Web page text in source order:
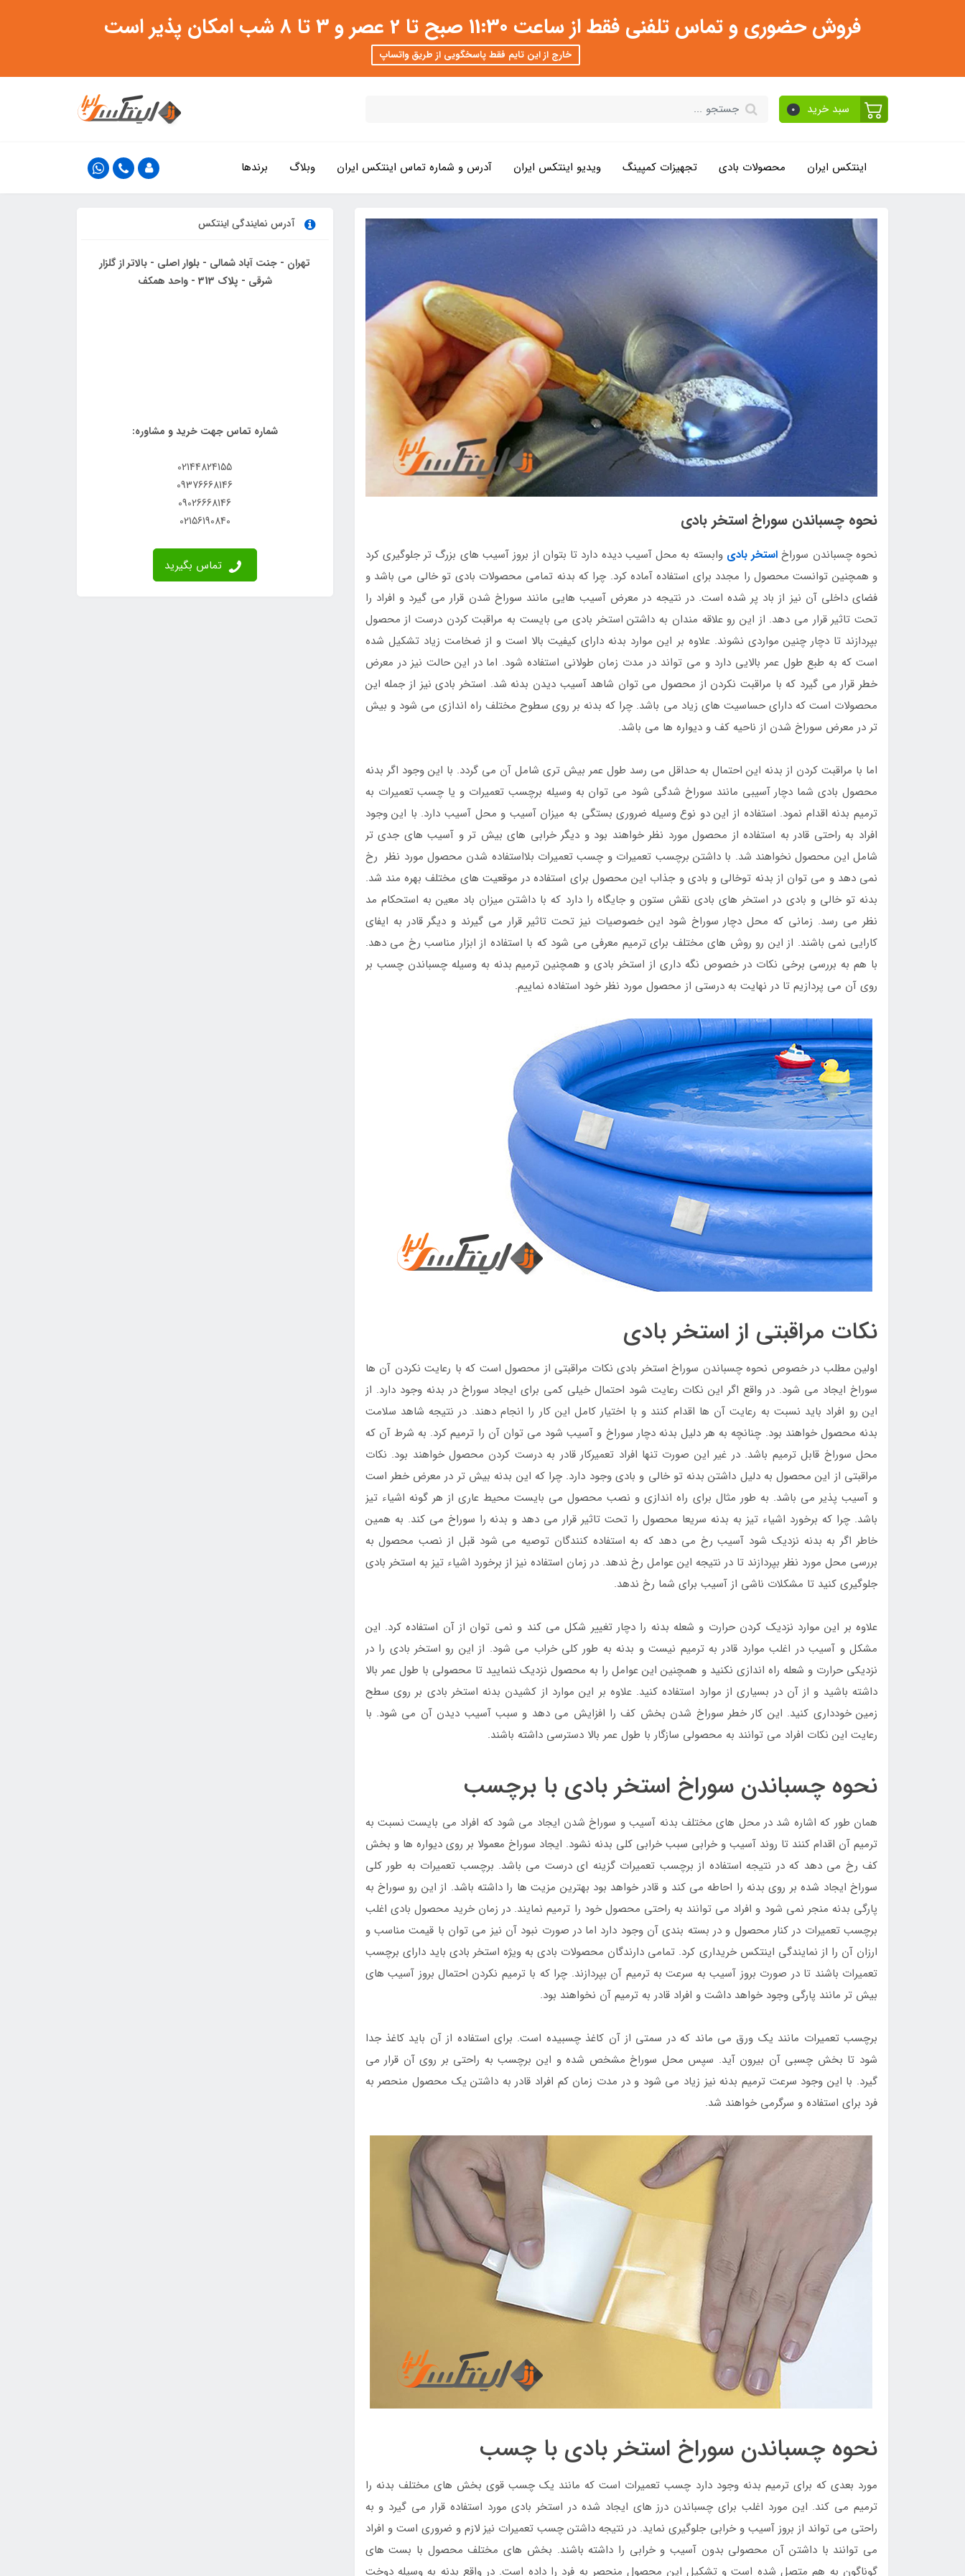
فروش حضوری و تماس تلفنی فقط از ساعت 11:30 صبح تا 2 عصر و 3 تا 8 شب امکان پذیر است
خارج از این تایم فقط پاسخگویی از طریق واتساپ
سبد خرید 0
اینتکس ایران محصولات بادی تجهیزات کمپینگ ویدیو اینتکس ایران آدرس و شماره تماس اینتکس ایران وبلاگ برندها
نحوه چسباندن سوراخ استخر بادی
نحوه چسباندن سوراخ استخر بادی وابسته به محل آسیب دیده دارد تا بتوان از بروز آسیب های بزرگ تر جلوگیری کرد
و همچنین توانست محصول را مجدد برای استفاده آماده کرد. چرا که بدنه تمامی محصولات بادی تو خالی می باشد و
فضای داخلی آن نیز از باد پر شده است. در نتیجه در معرض آسیب هایی مانند سوراخ شدن قرار می گیرد و افراد را
تحت تاثیر قرار می دهد. از این رو علاقه مندان به داشتن استخر بادی می بایست به مراقبت کردن درست از محصول
بپردازند تا دچار چنین مواردی نشوند. علاوه بر این موارد بدنه دارای کیفیت بالا است و از ضخامت زیاد تشکیل شده
است که به طبع طول عمر بالایی دارد و می تواند در مدت زمان طولانی استفاده شود. اما در این حالت نیز در معرض
خطر قرار می گیرد که با مراقبت نکردن از محصول می توان شاهد آسیب دیدن بدنه شد. استخر بادی نیز از جمله این
محصولات است که دارای حساسیت های زیاد می باشد. چرا که بدنه بر روی سطوح مختلف راه اندازی می شود و بیش
تر در معرض سوراخ شدن از ناحیه کف و دیواره ها می باشد.
اما با مراقبت کردن از بدنه این احتمال به حداقل می رسد طول عمر بیش تری شامل آن می گردد. با این وجود اگر بدنه
محصول بادی شما دچار آسیبی مانند سوراخ شدگی شود می توان به وسیله برچسب تعمیرات و یا چسب تعمیرات به
ترمیم بدنه اقدام نمود. استفاده از این دو نوع وسیله ضروری بستگی به میزان آسیب و محل آسیب دارد. با این وجود
افراد به راحتی قادر به استفاده از محصول مورد نظر خواهند بود و دیگر خرابی های بیش تر و آسیب های جدی تر
شامل این محصول نخواهند شد. با داشتن برچسب تعمیرات و چسب تعمیرات بلااستفاده شدن محصول مورد نظر رخ
نمی دهد و می توان از بدنه توخالی و بادی و جذاب این محصول برای استفاده در موقعیت های مختلف بهره مند شد.
بدنه تو خالی و بادی در استخر های بادی نقش ستون و جایگاه را دارد که با داشتن میزان باد معین به استحکام مد
نظر می رسد. زمانی که محل دچار سوراخ شود این خصوصیات نیز تحت تاثیر قرار می گیرند و دیگر قادر به ایفای
کارایی نمی باشند. از این رو روش های مختلف برای ترمیم معرفی می شود که با استفاده از ابزار مناسب رخ می دهد.
با هم به بررسی برخی نکات در خصوص نگه داری از استخر بادی و همچنین ترمیم بدنه به وسیله چسباندن چسب بر
روی آن می پردازیم تا در نهایت به درستی از محصول مورد نظر خود استفاده نماییم.
نکات مراقبتی از استخر بادی
اولین مطلب در خصوص نحوه چسباندن سوراخ استخر بادی نکات مراقبتی از محصول است که با رعایت نکردن آن ها
سوراخ ایجاد می شود. در واقع اگر این نکات رعایت شود احتمال خیلی کمی برای ایجاد سوراخ در بدنه وجود دارد. از
این رو افراد باید نسبت به رعایت آن ها اقدام کنند و با اختیار کامل این کار را انجام دهند. در نتیجه شاهد سلامت
بدنه محصول خواهند بود. چنانچه به هر دلیل بدنه دچار سوراخ و آسیب شود می توان آن را ترمیم کرد. به شرط آن که
محل سوراخ قابل ترمیم باشد. در غیر این صورت تنها افراد تعمیرکار قادر به درست کردن محصول خواهند بود. نکات
مراقبتی از این محصول به دلیل داشتن بدنه تو خالی و بادی وجود دارد. چرا که این بدنه بیش تر در معرض خطر است
و آسیب پذیر می باشد. به طور مثال برای راه اندازی و نصب محصول می بایست محیط عاری از هر گونه اشیاء تیز
باشد. چرا که برخورد اشیاء تیز به بدنه سریعا محصول را تحت تاثیر قرار می دهد و بدنه را سوراخ می کند. به همین
خاطر اگر به بدنه نزدیک شود آسیب رخ می دهد که به استفاده کنندگان توصیه می شود قبل از نصب محصول به
بررسی محل مورد نظر بپردازند تا در نتیجه این عوامل رخ ندهد. در زمان استفاده نیز از برخورد اشیاء تیز به استخر بادی
جلوگیری کنید تا مشکلات ناشی از آسیب برای شما رخ ندهد.
علاوه بر این موارد نزدیک کردن حرارت و شعله بدنه را دچار تغییر شکل می کند و نمی توان از آن استفاده کرد. این
مشکل و آسیب در اغلب موارد قادر به ترمیم نیست و بدنه به طور کلی خراب می شود. از این رو استخر بادی را در
نزدیکی حرارت و شعله راه اندازی نکنید و همچنین این عوامل را به محصول نزدیک ننمایید تا محصولی با طول عمر بالا
داشته باشید و از آن در بسیاری از موارد استفاده کنید. علاوه بر این موارد از کشیدن بدنه استخر بادی بر روی سطح
زمین خودداری کنید. این کار خطر سوراخ شدن بخش کف را افزایش می دهد و سبب آسیب دیدن آن می شود. با
رعایت این نکات افراد می توانند به محصولی سازگار با طول عمر بالا دسترسی داشته باشند.
نحوه چسباندن سوراخ استخر بادی با برچسب
همان طور که اشاره شد در محل های مختلف بدنه آسیب و سوراخ شدن ایجاد می شود که افراد می بایست نسبت به
ترمیم آن اقدام کنند تا روند آسیب و خرابی سبب خرابی کلی بدنه نشود. ایجاد سوراخ معمولا بر روی دیواره ها و بخش
کف رخ می دهد که در نتیجه استفاده از برچسب تعمیرات گزینه ای درست می باشد. برچسب تعمیرات به طور کلی
سوراخ ایجاد شده بر روی بدنه را احاطه می کند و قادر خواهد بود بهترین مزیت ها را داشته باشد. از این رو سوراخ به
پارگی بدنه منجر نمی شود و افراد می توانند به راحتی محصول خود را ترمیم نمایند. در زمان خرید محصول بادی اغلب
برچسب تعمیرات در کنار محصول و در بسته بندی آن وجود دارد اما در صورت نبود آن نیز می توان با قیمت مناسب و
ارزان آن را از نمایندگی اینتکس خریداری کرد. تمامی دارندگان محصولات بادی به ویژه استخر بادی باید دارای برچسب
تعمیرات باشند تا در صورت بروز آسیب به سرعت به ترمیم آن بپردازند. چرا که با ترمیم نکردن احتمال بروز آسیب های
بیش تر مانند پارگی وجود خواهد داشت و افراد قادر به ترمیم آن نخواهند بود.
برچسب تعمیرات مانند یک ورق می ماند که در سمتی از آن کاغذ چسبیده است. برای استفاده از آن باید کاغذ جدا
شود تا بخش چسبی آن بیرون آید. سپس محل سوراخ مشخص شده و این برچسب به راحتی بر روی آن قرار می
گیرد. با این وجود سرعت ترمیم بدنه نیز زیاد می شود و در مدت زمان کم افراد قادر به داشتن یک محصول منحصر به
فرد برای استفاده و سرگرمی خواهند شد.
نحوه چسباندن سوراخ استخر بادی با چسب
مورد بعدی که برای ترمیم بدنه وجود دارد چسب تعمیرات است که مانند یک چسب قوی بخش های مختلف بدنه را
ترمیم می کند. این مورد اغلب برای چسباندن درز های ایجاد شده در استخر بادی مورد استفاده قرار می گیرد و به
راحتی می تواند از بروز آسیب و خرابی جلوگیری نماید. در نتیجه داشتن چسب تعمیرات نیز لازم و ضروری است و افراد
می توانند با داشتن آن محصولی بدون آسیب و خرابی را داشته باشند. بخش های مختلف محصول با بست های
گوناگون به هم متصل شده است و تشکیل این محصول منحصر به فرد را داده است. در واقع بدنه به وسیله دوخت
آدرس نمایندگی اینتکس
تهران - جنت آباد شمالی - بلوار اصلی - بالاتر از گلزار
شرقی - پلاک 313 - واحد همکف
شماره تماس جهت خرید و مشاوره:
02144824155
09376668146
09026668146
02156190840
تماس بگیرید